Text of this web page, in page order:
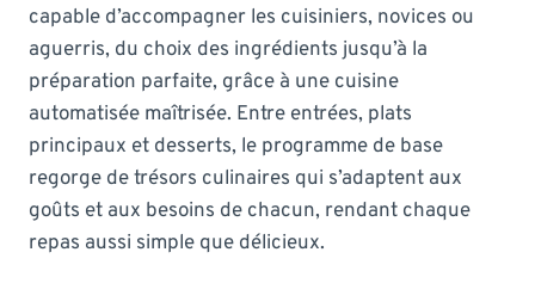
capable d’accompagner les cuisiniers, novices ou
aguerris, du choix des ingrédients jusqu’à la
préparation parfaite, grâce à une cuisine
automatisée maîtrisée. Entre entrées, plats
principaux et desserts, le programme de base
regorge de trésors culinaires qui s’adaptent aux
goûts et aux besoins de chacun, rendant chaque
repas aussi simple que délicieux.